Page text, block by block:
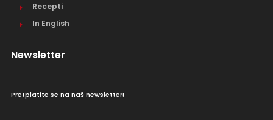
Recepti
In English
Newsletter
Pretplatite se na naš newsletter!